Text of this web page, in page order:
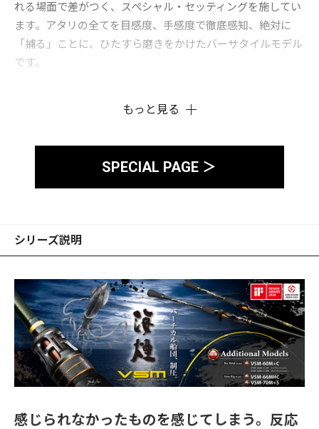
れる場面で差がつく、スペシャル・セッティングを施してい
ます。アタリの全てを目感度、手感度で徹底感知、絶対に
「捕る」ことに、ひたすら磨きをかけたバーサタイルモデル
です。
もっと見る
SPECIAL PAGE ＞
シリーズ説明
感じられなかったものを感じてしまう。反応